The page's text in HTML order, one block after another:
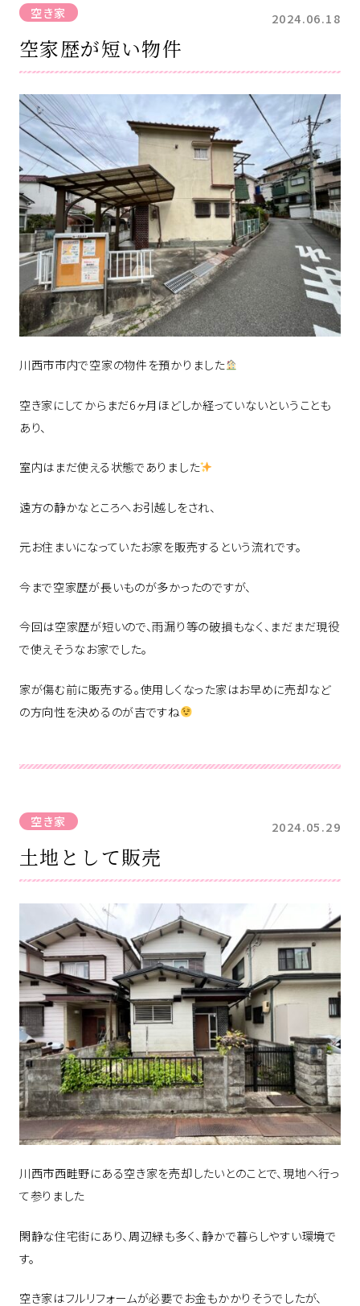
空き家 2024.06.18
空家歴が短い物件
川西市市内で空家の物件を預かりました
空き家にしてからまだ6ヶ月ほどしか経っていないということも
あり、
室内はまだ使える状態でありました
遠方の静かなところへお引越しをされ、
元お住まいになっていたお家を販売するという流れです。
今まで空家歴が長いものが多かったのですが、
今回は空家歴が短いので、雨漏り等の破損もなく、まだまだ現役
で使えそうなお家でした。
家が傷む前に販売する。使用しくなった家はお早めに売却など
の方向性を決めるのが吉ですね
空き家 2024.05.29
土地として販売
川西市西畦野にある空き家を売却したいとのことで、現地へ行っ
て参りました
閑静な住宅街にあり、周辺緑も多く、静かで暮らしやすい環境で
す。
空き家はフルリフォームが必要でお金もかかりそうでしたが、